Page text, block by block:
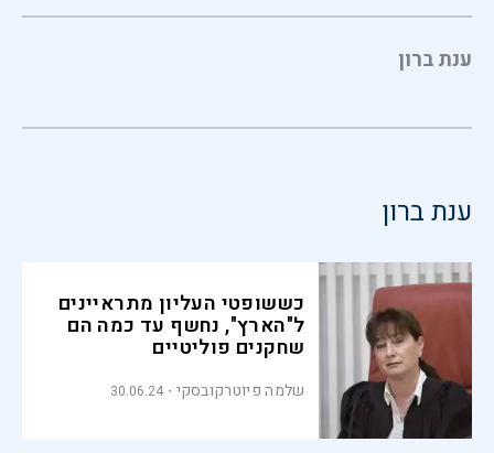
ענת ברון
ענת ברון
כששופטי העליון מתראיינים
ל"הארץ", נחשף עד כמה הם
שחקנים פוליטיים
שלמה פיוטרקובסקי 30.06.24